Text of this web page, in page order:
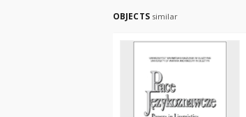
OBJECTS similar